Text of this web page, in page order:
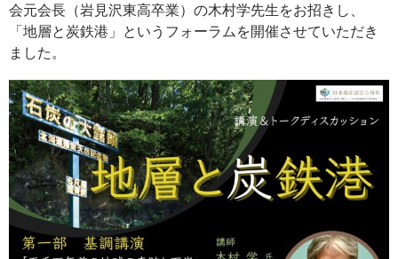
会元会長（岩見沢東高卒業）の木村学先生をお招きし、
「地層と炭鉄港」というフォーラムを開催させていただき
ました。